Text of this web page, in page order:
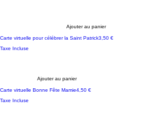
Ajouter au panier
Carte virtuelle pour célébrer la Saint PatrickPrix
3,50 €
Taxe Incluse
Ajouter au panier
Carte virtuelle Bonne Fête MamiePrix
4,50 €
Taxe Incluse